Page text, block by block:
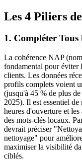
Les 4 Piliers
1. Compléter Tous
La cohérence NAP
fondamental pour éviter
clients. Les données
profils complets voient
(jusqu'à 45 % de plus
2025). Il est essentiel
heures d'ouverture et
des mots-clés locaux.
devrait préciser
nettoyage" pour
maximiser la visibilité
ciblés.